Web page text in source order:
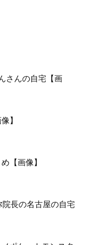
さんの自宅【画
】
【画像】
院長の名古屋の自宅